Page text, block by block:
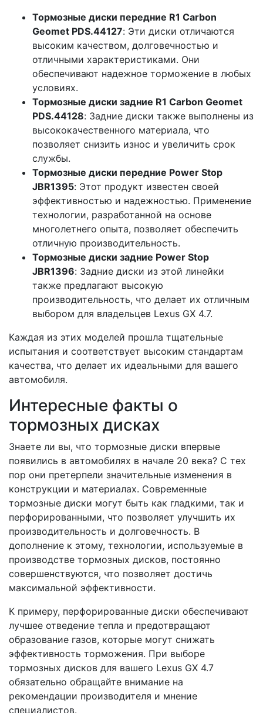
Тормозные диски передние R1 Carbon
Geomet PDS.44127: Эти диски отличаются
высоким качеством, долговечностью и
отличными характеристиками. Они
обеспечивают надежное торможение в любых
условиях.
Тормозные диски задние R1 Carbon Geomet
PDS.44128: Задние диски также выполнены из
высококачественного материала, что
позволяет снизить износ и увеличить срок
службы.
Тормозные диски передние Power Stop
JBR1395: Этот продукт известен своей
эффективностью и надежностью. Применение
технологии, разработанной на основе
многолетнего опыта, позволяет обеспечить
отличную производительность.
Тормозные диски задние Power Stop
JBR1396: Задние диски из этой линейки
также предлагают высокую
производительность, что делает их отличным
выбором для владельцев Lexus GX 4.7.
Каждая из этих моделей прошла тщательные
испытания и соответствует высоким стандартам
качества, что делает их идеальными для вашего
автомобиля.
Интересные факты о
тормозных дисках
Знаете ли вы, что тормозные диски впервые
появились в автомобилях в начале 20 века? С тех
пор они претерпели значительные изменения в
конструкции и материалах. Современные
тормозные диски могут быть как гладкими, так и
перфорированными, что позволяет улучшить их
производительность и долговечность. В
дополнение к этому, технологии, используемые в
производстве тормозных дисков, постоянно
совершенствуются, что позволяет достичь
максимальной эффективности.
К примеру, перфорированные диски обеспечивают
лучшее отведение тепла и предотвращают
образование газов, которые могут снижать
эффективность торможения. При выборе
тормозных дисков для вашего Lexus GX 4.7
обязательно обращайте внимание на
рекомендации производителя и мнение
специалистов.